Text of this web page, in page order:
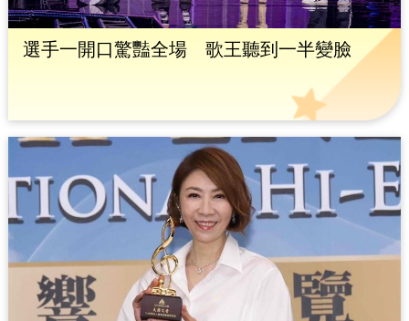
選手一開口驚豔全場 歌王聽到一半變臉